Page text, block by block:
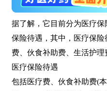
据了解，它目前分为医疗
保险待遇，其中，医疗保
费、伙食补助费、生活护理
医疗保险待遇
包括医疗费、伙食补助费(